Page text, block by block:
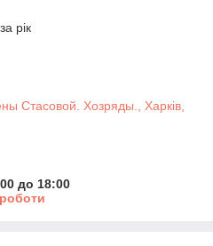
рік
Стасовой. Хозряды., Харків,
до 18:00